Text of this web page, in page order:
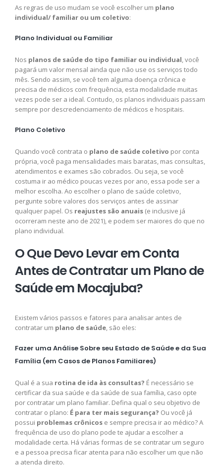
As regras de uso mudam se você escolher um plano
individual/ familiar ou um coletivo:
Plano Individual ou Familiar
Nos planos de saúde do tipo familiar ou individual, você
pagará um valor mensal ainda que não use os serviços todo
mês. Sendo assim, se você tem alguma doença crônica e
precisa de médicos com frequência, esta modalidade muitas
vezes pode ser a ideal. Contudo, os planos individuais passam
sempre por descredenciamento de médicos e hospitais.
Plano Coletivo
Quando você contrata o plano de saúde coletivo por conta
própria, você paga mensalidades mais baratas, mas consultas,
atendimentos e exames são cobrados. Ou seja, se você
costuma ir ao médico poucas vezes por ano, essa pode ser a
melhor escolha. Ao escolher o plano de saúde coletivo,
pergunte sobre valores dos serviços antes de assinar
qualquer papel. Os reajustes são anuais (e inclusive já
ocorreram neste ano de 2021), e podem ser maiores do que no
plano individual.
O Que Devo Levar em Conta
Antes de Contratar um Plano de
Saúde em Mocajuba?
Existem vários passos e fatores para analisar antes de
contratar um plano de saúde, são eles:
Fazer uma Análise Sobre seu Estado de Saúde e da Sua
Família (em Casos de Planos Familiares)
Qual é a sua rotina de ida às consultas? É necessário se
certificar da sua saúde e da saúde de sua família, caso opte
por contratar um plano familiar. Defina qual o seu objetivo de
contratar o plano: É para ter mais segurança? Ou você já
possui problemas crônicos e sempre precisa ir ao médico? A
frequência de uso do plano pode te ajudar a escolher a
modalidade certa. Há várias formas de se contratar um seguro
e a pessoa precisa ficar atenta para não escolher um que não
a atenda direito.